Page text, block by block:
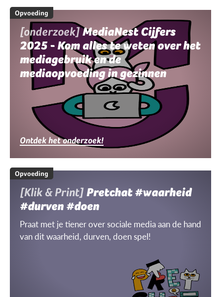
Opvoeding
[onderzoek]MediaNest Cijfers
2025 - Kom alles te weten over het
mediagebruik en de
mediaopvoeding in gezinnen
Ontdek het onderzoek!
Opvoeding
[Klik & Print] Pretchat #waarheid
#durven #doen
Praat met je tiener over sociale media aan de hand
van dit waarheid, durven, doen spel!